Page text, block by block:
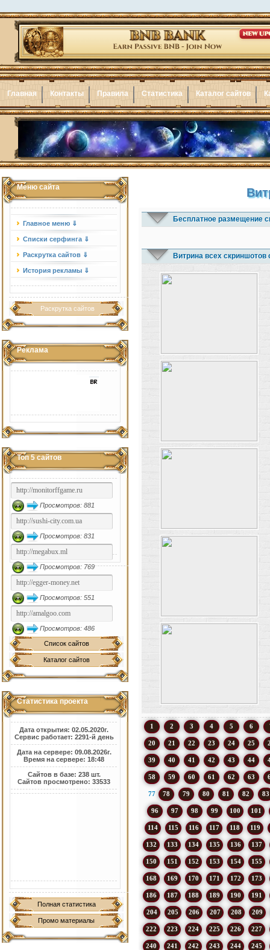
Главная Контакты Правила Статистика Каталог сайтов
Меню сайта
Главное меню ⇓
Списки серфинга ⇓
Раскрутка сайтов ⇓
История рекламы ⇓
Раскрутка сайтов
Реклама
Топ 5 сайтов
Просмотров: 881
Просмотров: 831
Просмотров: 769
Просмотров: 551
Просмотров: 486
Список сайтов
Каталог сайтов
Статистика проекта
Дата открытия: 02.05.2020г.
Сервис работает: 2291-й день
Дата на сервере: 09.08.2026г.
Время на сервере: 18:48
Сайтов в базе: 238 шт.
Сайтов просмотрено: 33533
Полная статистика
Промо материалы
Бесплатное размещение
Витрина всех скриншотов
1 2 3 4 5 6
20 21 22 23 24 25
39 40 41 42 43 44
58 59 60 61 62 63
77 78 79 80 81 82 83
96 97 98 99 100 101
114 115 116 117 118 119
132 133 134 135 136 137
150 151 152 153 154 155
168 169 170 171 172 173
186 187 188 189 190 191
204 205 206 207 208 209
222 223 224 225 226 227
240 241 242 243 244 245